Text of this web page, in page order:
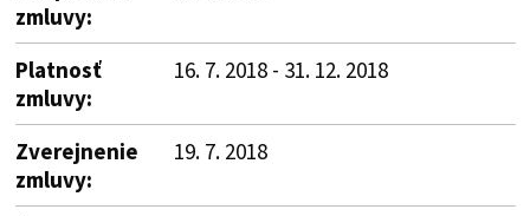
zmluvy:
Platnosť
zmluvy:
16. 7. 2018 - 31. 12. 2018
Zverejnenie
zmluvy:
19. 7. 2018